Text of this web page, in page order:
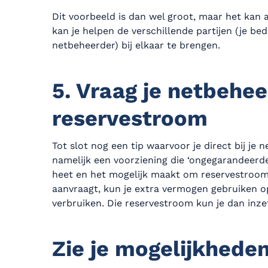
Dit voorbeeld is dan wel groot, maar het kan
kan je helpen de verschillende partijen (je
netbeheerder) bij elkaar te brengen.
5. Vraag je
reservestroom
Tot slot nog een tip waarvoor je direct bij je
namelijk een voorziening die
heet en het mogelijk maakt om
aanvraagt, kun je extra vermogen gebruiken
verbruiken. Die reservestroom kun je dan
Zie je